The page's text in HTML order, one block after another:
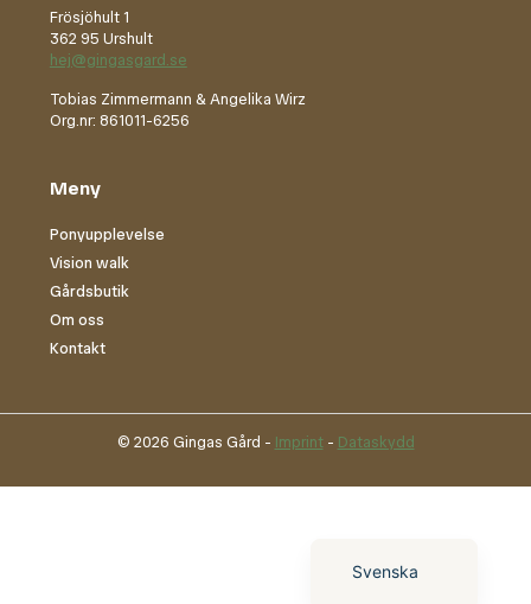
Frösjöhult 1
362 95 Urshult
hej@gingasgard.se
Tobias Zimmermann & Angelika Wirz
Org.nr: 861011-6256
Meny
Ponyupplevelse
Vision walk
Gårdsbutik
Om oss
Kontakt
© 2026 Gingas Gård - Imprint- Dataskydd
Svenska
English (UK)